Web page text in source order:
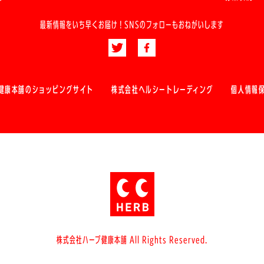
最新情報をいち早くお届け！ SNSのフォローもおねがいします
康本舗のショッピングサイト 株式会社ヘルシートレーディング 個人情報
株式会社ハーブ健康本舗 All Rights Reserved.